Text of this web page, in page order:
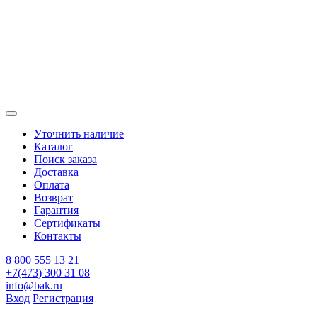
Уточнить наличие
Каталог
Поиск заказа
Доставка
Оплата
Возврат
Гарантия
Сертификаты
Контакты
8 800 555 13 21
+7(473) 300 31 08
info@bak.ru
Вход Регистрация